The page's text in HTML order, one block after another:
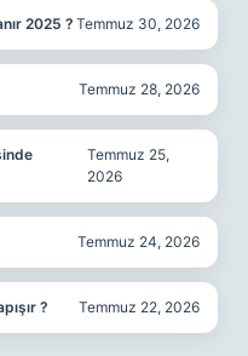
2025 ? Temmuz 30, 2026
Temmuz 28, 2026
Temmuz 25,
2026
Temmuz 24, 2026
? Temmuz 22, 2026